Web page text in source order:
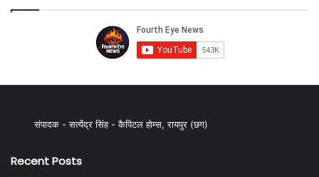
संपादक - सत्येंद्र सिंह - कैपिटल होम्स, रायपुर (छग)
Recent Posts